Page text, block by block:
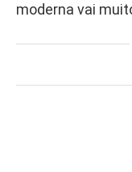
moderna vai